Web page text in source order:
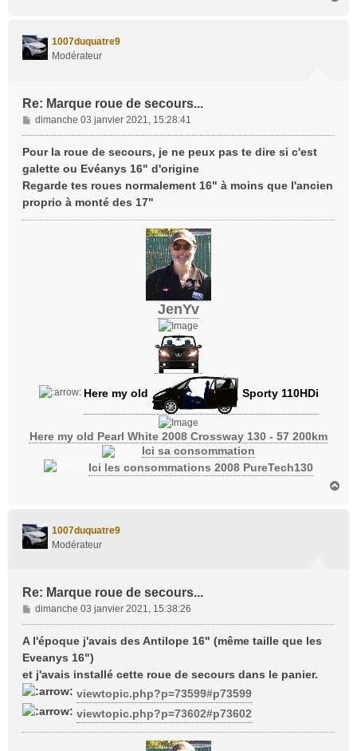
1007duquatre9
Modérateur
Re: Marque roue de secours...
M
e
a
g
e
dimanche 03 janvier 2021, 15:28:41
Pour la roue de secours, je ne peux pas te dire si c'est
galette ou Evéanys 16" d'origine
Regarde tes roues normalement 16" à moins que l'ancien
proprio à monté des 17"
JenYv
Here my old Sporty 110HDi
Here my old Pearl White 2008 Crossway 130 - 57 200km
Ici sa consommation
Ici les consommations 2008 PureTech130
1007duquatre9
Modérateur
Re: Marque roue de secours...
M
e
s
g
e
dimanche 03 janvier 2021, 15:38:26
A l'époque j'avais des Antilope 16" (même taille que les
Eveanys 16")
et j'avais installé cette roue de secours dans le panier.
viewtopic.php?p=73599#p73599
viewtopic.php?p=73602#p73602